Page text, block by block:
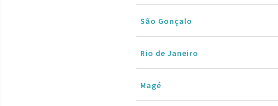
São Gonçalo
Rio de Janeiro
Magé